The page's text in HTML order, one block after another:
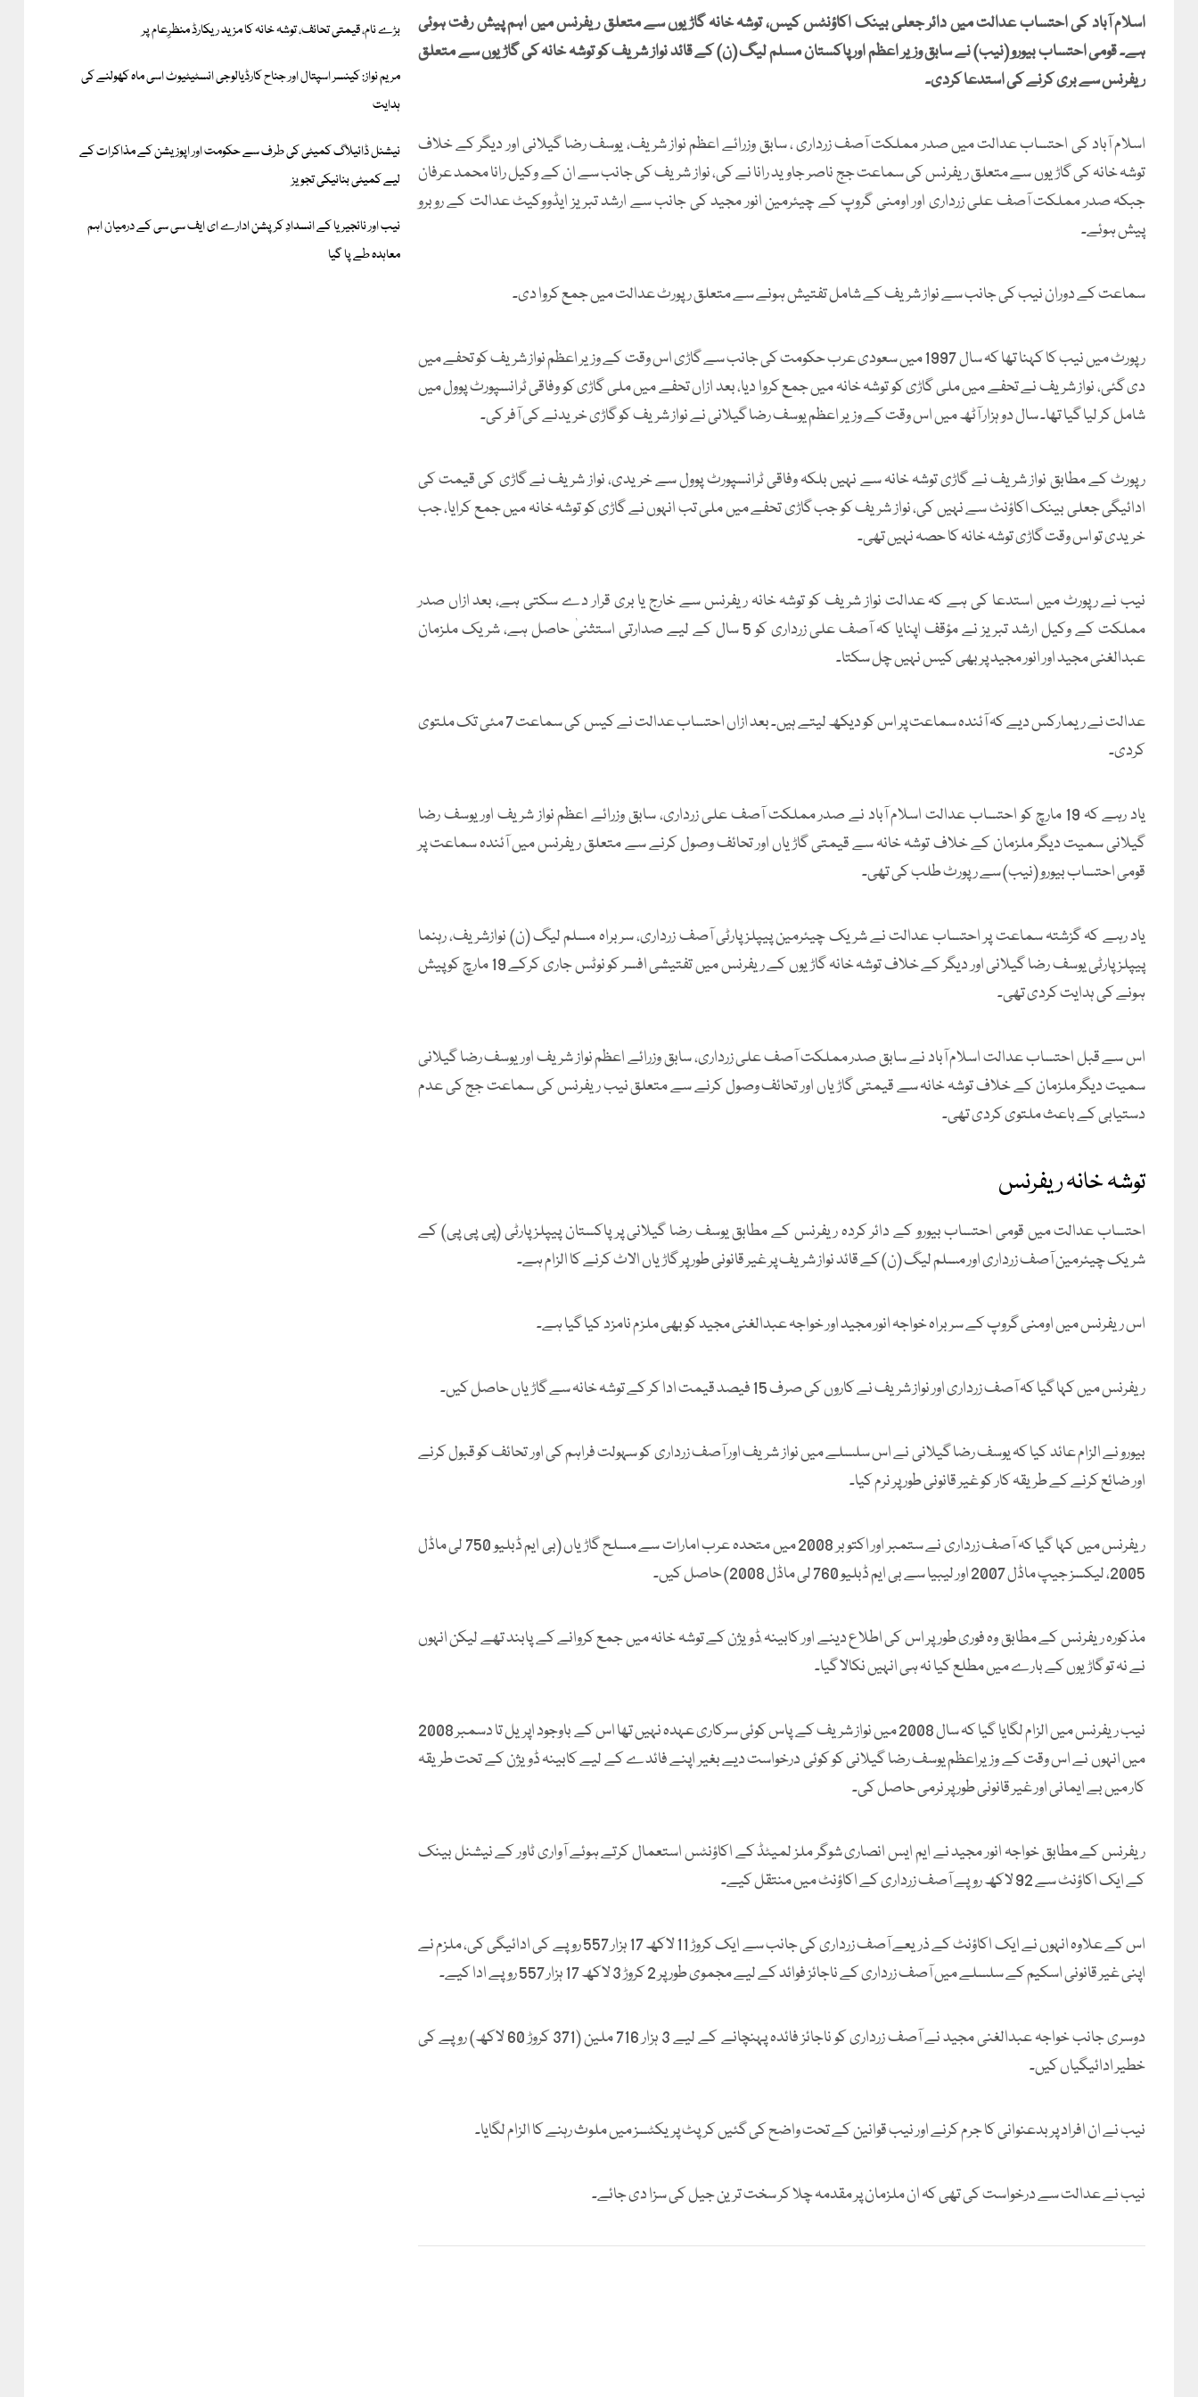
اسلام آباد کی احتساب عدالت میں دائر جعلی بینک اکاؤنٹس کیس، توشہ خانہ گاڑیوں سے متعلق ریفرنس میں اہم پیش رفت ہوئی
ہے۔ قومی احتساب بیورو (نیب) نے سابق وزیر اعظم اور پاکستان مسلم لیگ (ن) کے قائد نواز شریف کو توشہ خانہ کی گاڑیوں سے متعلق
ریفرنس سے بری کرنے کی استدعا کردی۔
اسلام آباد کی احتساب عدالت میں صدر مملکت آصف زرداری ، سابق وزرائے اعظم نواز شریف، یوسف رضا گیلانی اور دیگر کے خلاف
توشہ خانہ کی گاڑیوں سے متعلق ریفرنس کی سماعت جج ناصر جاوید رانا نے کی، نواز شریف کی جانب سے ان کے وکیل رانا محمد عرفان
جبکہ صدر مملکت آصف علی زرداری اور اومنی گروپ کے چیئرمین انور مجید کی جانب سے ارشد تبریز ایڈووکیٹ عدالت کے روبرو
پیش ہوئے۔
سماعت کے دوران نیب کی جانب سے نواز شریف کے شامل تفتیش ہونے سے متعلق رپورٹ عدالت میں جمع کروا دی۔
رپورٹ میں نیب کا کہنا تھا کہ سال 1997 میں سعودی عرب حکومت کی جانب سے گاڑی اس وقت کے وزیر اعظم نواز شریف کو تحفے میں
دی گئی، نواز شریف نے تحفے میں ملی گاڑی کو توشہ خانہ میں جمع کروا دیا، بعد ازاں تحفے میں ملی گاڑی کو وفاقی ٹرانسپورٹ پوول میں
شامل کر لیا گیا تھا۔ سال دو ہزار آٹھ میں اس وقت کے وزیر اعظم یوسف رضا گیلانی نے نواز شریف کو گاڑی خریدنے کی آفر کی۔
رپورٹ کے مطابق نواز شریف نے گاڑی توشہ خانہ سے نہیں بلکہ وفاقی ٹرانسپورٹ پوول سے خریدی، نواز شریف نے گاڑی کی قیمت کی
ادائیگی جعلی بینک اکاؤنٹ سے نہیں کی، نواز شریف کو جب گاڑی تحفے میں ملی تب انہوں نے گاڑی کو توشہ خانہ میں جمع کرایا، جب
خریدی تو اس وقت گاڑی توشہ خانہ کا حصہ نہیں تھی۔
نیب نے رپورٹ میں استدعا کی ہے کہ عدالت نواز شریف کو توشہ خانہ ریفرنس سے خارج یا بری قرار دے سکتی ہے، بعد ازاں صدر
مملکت کے وکیل ارشد تبریز نے مؤقف اپنایا کہ آصف علی زرداری کو 5 سال کے لیے صدارتی استثنیٰ حاصل ہے، شریک ملزمان
عبدالغنی مجید اور انور مجید پر بھی کیس نہیں چل سکتا۔
عدالت نے ریمارکس دیے کہ آئندہ سماعت پر اس کو دیکھ لیتے ہیں۔ بعد ازاں احتساب عدالت نے کیس کی سماعت 7 مئی تک ملتوی
کردی۔
یاد رہے کہ 19 مارچ کو احتساب عدالت اسلام آباد نے صدر مملکت آصف علی زرداری، سابق وزرائے اعظم نواز شریف اور یوسف رضا
گیلانی سمیت دیگر ملزمان کے خلاف توشہ خانہ سے قیمتی گاڑیاں اور تحائف وصول کرنے سے متعلق ریفرنس میں آئندہ سماعت پر
قومی احتساب بیورو (نیب) سے رپورٹ طلب کی تھی۔
یاد رہے کہ گزشتہ سماعت پر احتساب عدالت نے شریک چیئرمین پیپلزپارٹی آصف زرداری، سربراہ مسلم لیگ (ن) نوازشریف، رہنما
پیپلزپارٹی یوسف رضا گیلانی اور دیگر کے خلاف توشہ خانہ گاڑیوں کے ریفرنس میں تفتیشی افسر کو نوٹس جاری کرکے 19 مارچ کو پیش
ہونے کی ہدایت کردی تھی۔
اس سے قبل احتساب عدالت اسلام آباد نے سابق صدر مملکت آصف علی زرداری، سابق وزرائے اعظم نواز شریف اور یوسف رضا گیلانی
سمیت دیگر ملزمان کے خلاف توشہ خانہ سے قیمتی گاڑیاں اور تحائف وصول کرنے سے متعلق نیب ریفرنس کی سماعت جج کی عدم
دستیابی کے باعث ملتوی کردی تھی۔
توشہ خانہ ریفرنس
احتساب عدالت میں قومی احتساب بیورو کے دائر کردہ ریفرنس کے مطابق یوسف رضا گیلانی پر پاکستان پیپلز پارٹی (پی پی پی) کے
شریک چیئرمین آصف زرداری اور مسلم لیگ (ن) کے قائد نواز شریف پر غیر قانونی طور پر گاڑیاں الاٹ کرنے کا الزام ہے۔
اس ریفرنس میں اومنی گروپ کے سربراہ خواجہ انور مجید اور خواجہ عبدالغنی مجید کو بھی ملزم نامزد کیا گیا ہے۔
ریفرنس میں کہا گیا کہ آصف زرداری اور نواز شریف نے کاروں کی صرف 15 فیصد قیمت ادا کر کے توشہ خانہ سے گاڑیاں حاصل کیں۔
بیورو نے الزام عائد کیا کہ یوسف رضا گیلانی نے اس سلسلے میں نواز شریف اور آصف زرداری کو سہولت فراہم کی اور تحائف کو قبول کرنے
اور ضائع کرنے کے طریقہ کار کو غیر قانونی طور پر نرم کیا۔
ریفرنس میں کہا گیا کہ آصف زرداری نے ستمبر اور اکتوبر 2008 میں متحدہ عرب امارات سے مسلح گاڑیاں (بی ایم ڈبلیو 750 لی ماڈل
2005، لیکسز جیپ ماڈل 2007 اور لیبیا سے بی ایم ڈبلیو 760 لی ماڈل 2008) حاصل کیں۔
مذکورہ ریفرنس کے مطابق وہ فوری طور پر اس کی اطلاع دینے اور کابینہ ٖڈویژن کے توشہ خانہ میں جمع کروانے کے پابند تھے لیکن انہوں
نے نہ تو گاڑیوں کے بارے میں مطلع کیا نہ ہی انہیں نکالا گیا۔
نیب ریفرنس میں الزام لگایا گیا کہ سال 2008 میں نواز شریف کے پاس کوئی سرکاری عہدہ نہیں تھا اس کے باوجود اپریل تا دسمبر 2008
میں انہوں نے اس وقت کے وزیراعظم یوسف رضا گیلانی کو کوئی درخواست دیے بغیر اپنے فائدے کے لیے کابینہ ڈویژن کے تحت طریقہ
کار میں بے ایمانی اور غیر قانونی طور پر نرمی حاصل کی۔
ریفرنس کے مطابق خواجہ انور مجید نے ایم ایس انصاری شوگر ملز لمیٹڈ کے اکاؤنٹس استعمال کرتے ہوئے آواری ٹاور کے نیشنل بینک
کے ایک اکاؤنٹ سے 92 لاکھ روپے آصف زرداری کے اکاؤنٹ میں منتقل کیے۔
اس کے علاوہ انہوں نے ایک اکاؤنٹ کے ذریعے آصف زرداری کی جانب سے ایک کروڑ 11 لاکھ 17 ہزار 557 روپے کی ادائیگی کی، ملزم نے
اپنی غیر قانونی اسکیم کے سلسلے میں آصف زرداری کے ناجائز فوائد کے لیے مجموی طور پر 2 کروڑ 3 لاکھ 17 ہزار 557 روپے ادا کیے۔
دوسری جانب خواجہ عبدالغنی مجید نے آصف زرداری کو ناجائز فائدہ پہنچانے کے لیے 3 ہزار 716 ملین (371 کروڑ 60 لاکھ) روپے کی
خطیر ادائیگیاں کیں۔
نیب نے ان افراد پر بدعنوانی کا جرم کرنے اور نیب قوانین کے تحت واضح کی گئیں کرپٹ پریکٹسز میں ملوث رہنے کا الزام لگایا۔
نیب نے عدالت سے درخواست کی تھی کہ ان ملزمان پر مقدمہ چلا کر سخت ترین جیل کی سزا دی جائے۔
بڑے نام، قیمتی تحائف، توشہ خانہ کا مزید ریکارڈ منظرِعام پر
مریم نواز: کینسر اسپتال اور جناح کارڈیالوجی انسٹیٹیوٹ اسی ماہ کھولنے کی
ہدایت
نیشنل ڈائیلاگ کمیٹی کی طرف سے حکومت اور اپوزیشن کے مذاکرات کے
لیے کمیٹی بنانیکی تجویز
نیب اور نائجیریا کے انسدادِ کرپشن ادارے ای ایف سی سی کے درمیان اہم
معاہدہ طے پا گیا